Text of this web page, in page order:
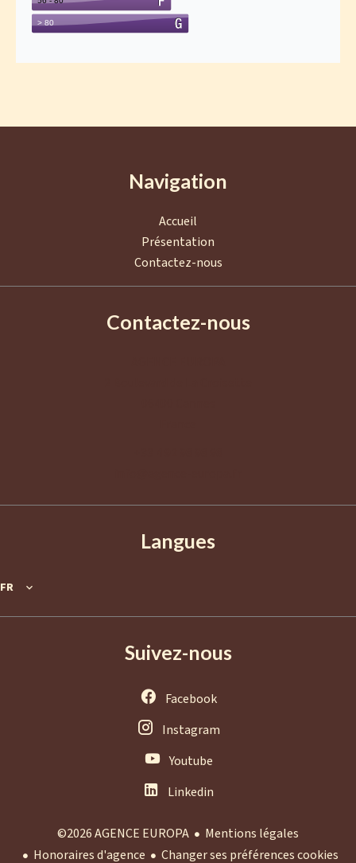
Navigation
Accueil
Présentation
Contactez-nous
Contactez-nous
Langues
FR
Suivez-nous
Facebook
Instagram
Youtube
Linkedin
©2026 AGENCE EUROPA
Mentions légales
Honoraires d'agence
Changer ses préférences cookies